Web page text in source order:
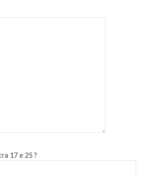
17 e 25 ?